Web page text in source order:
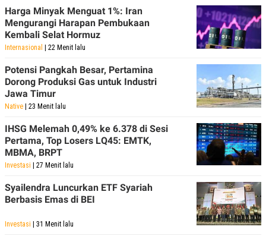
Harga Minyak Menguat 1%: Iran
Mengurangi Harapan Pembukaan
Kembali Selat Hormuz
Internasional | 22 Menit lalu
Potensi Pangkah Besar, Pertamina
Dorong Produksi Gas untuk Industri
Jawa Timur
Native | 23 Menit lalu
IHSG Melemah 0,49% ke 6.378 di Sesi
Pertama, Top Losers LQ45: EMTK,
MBMA, BRPT
Investasi | 27 Menit lalu
Syailendra Luncurkan ETF Syariah
Berbasis Emas di BEI
Investasi | 31 Menit lalu